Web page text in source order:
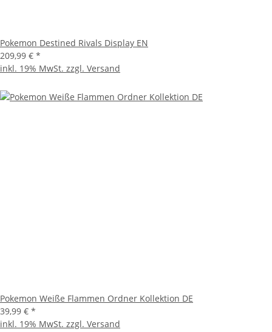
Pokemon Destined Rivals Display EN
209,99 € *
inkl. 19% MwSt. zzgl. Versand
Pokemon Weiße Flammen Ordner Kollektion DE
39,99 € *
inkl. 19% MwSt. zzgl. Versand